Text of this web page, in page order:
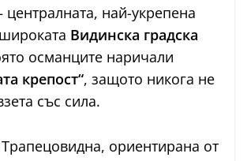
най-укрепена
Видинска градска
османците наричали
крепост“, защото никога не
със сила.
ориентирана от